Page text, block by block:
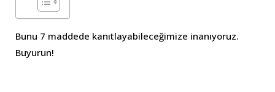
Bunu 7 maddede kanıtlayabileceğimize inanıyoruz.
Buyurun!